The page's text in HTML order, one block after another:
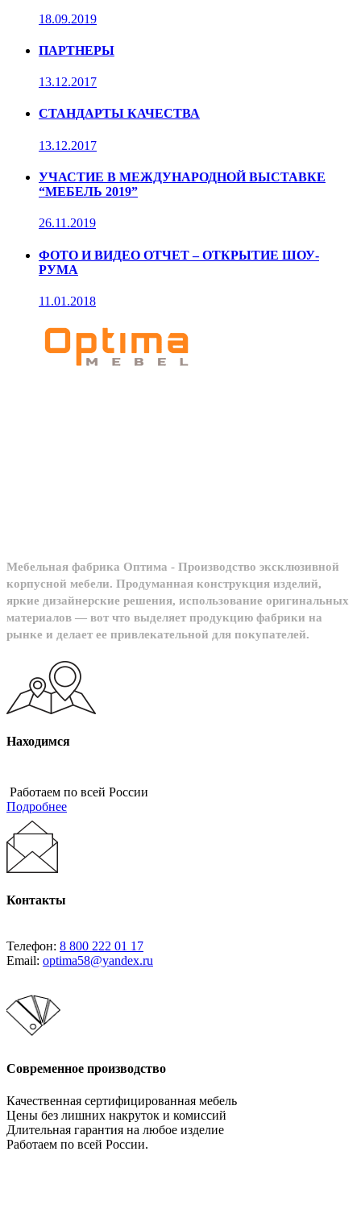
18.09.2019
ПАРТНЕРЫ
13.12.2017
СТАНДАРТЫ КАЧЕСТВА
13.12.2017
УЧАСТИЕ В МЕЖДУНАРОДНОЙ ВЫСТАВКЕ
“МЕБЕЛЬ 2019”
26.11.2019
ФОТО И ВИДЕО ОТЧЕТ – ОТКРЫТИЕ ШОУ-
РУМА
11.01.2018
Мебельная фабрика Оптима - Производство эксклюзивной
корпусной мебели. Продуманная конструкция изделий,
яркие дизайнерские решения, использование оригинальных
материалов — вот что выделяет продукцию фабрики на
рынке и делает ее привлекательной для покупателей.
Находимся
Работаем по всей России
Подробнее
Контакты
Телефон: 8 800 222 01 17
Email: optima58@yandex.ru
Современное производство
Качественная сертифицированная мебель
Цены без лишних накруток и комиссий
Длительная гарантия на любое изделие
Работаем по всей России.